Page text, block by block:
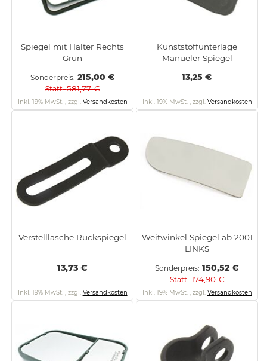
Spiegel mit Halter Rechts
Grün
Sonderpreis 215,00 €
Statt 581,77 €
Inkl. 19% MwSt. , zzgl. Versandkosten
Kunststoffunterlage
Manueler Spiegel
13,25 €
Inkl. 19% MwSt. , zzgl. Versandkosten
Verstelllasche Rückspiegel
13,73 €
Inkl. 19% MwSt. , zzgl. Versandkosten
Weitwinkel Spiegel ab 2001
LINKS
Sonderpreis 150,52 €
Statt 174,90 €
Inkl. 19% MwSt. , zzgl. Versandkosten